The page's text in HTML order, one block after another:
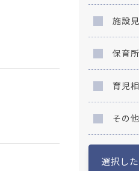
施設
保育
育児
その他
選択し